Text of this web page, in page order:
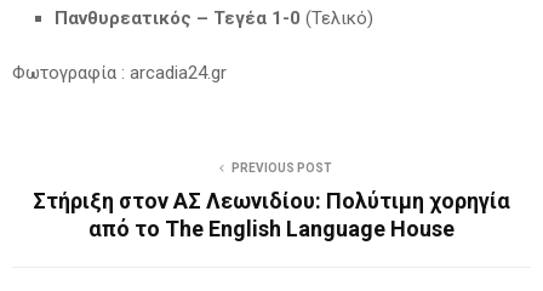
Πανθυρεατικός – Τεγέα 1-0 (Τελικό)
Φωτογραφία : arcadia24.gr
PREVIOUS POST
Στήριξη στον ΑΣ Λεωνιδίου: Πολύτιμη χορηγία
από το The English Language House